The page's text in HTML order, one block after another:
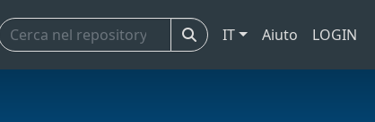
IT Aiuto LOGIN